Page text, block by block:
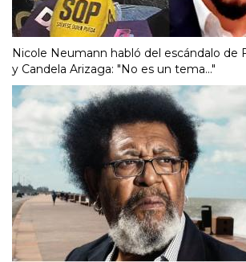
Nicole Neumann habló del escándalo de
y Candela Arizaga: "No es un tema..."